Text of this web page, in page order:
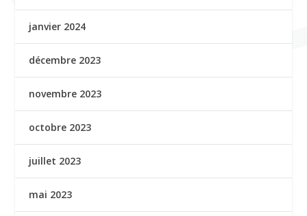
janvier 2024
décembre 2023
novembre 2023
octobre 2023
juillet 2023
mai 2023